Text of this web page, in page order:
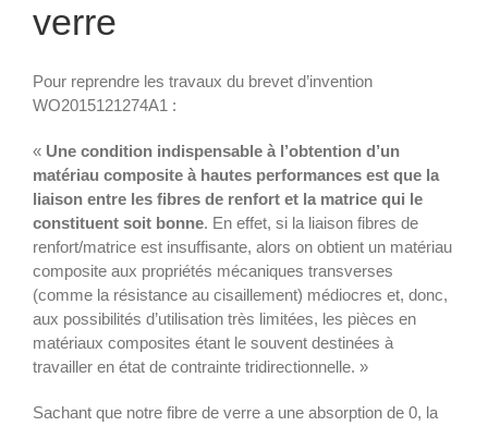
verre
Pour reprendre les travaux du brevet d’invention
WO2015121274A1 :
« Une condition indispensable à l’obtention d’un
matériau composite à hautes performances est que la
liaison entre les fibres de renfort et la matrice qui le
constituent soit bonne. En effet, si la liaison fibres de
renfort/matrice est insuffisante, alors on obtient un matériau
composite aux propriétés mécaniques transverses
(comme la résistance au cisaillement) médiocres et, donc,
aux possibilités d’utilisation très limitées, les pièces en
matériaux composites étant le souvent destinées à
travailler en état de contrainte tridirectionnelle. »
Sachant que notre fibre de verre a une absorption de 0, la